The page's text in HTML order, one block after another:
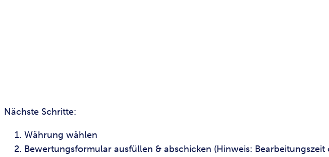
Nächste Schritte:
Währung wählen
Bewertungsformular ausfüllen & abschicken (Hinweis: Bearbeitungszeit